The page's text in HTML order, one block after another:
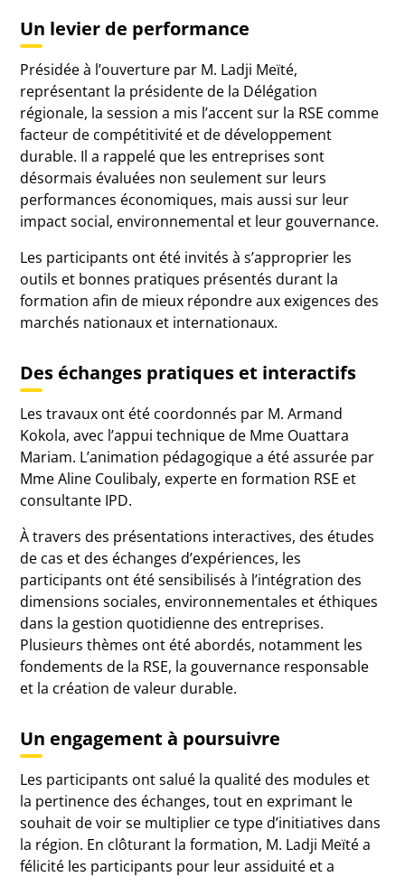
Un levier de performance
Présidée à l’ouverture par M. Ladji Meïté,
représentant la présidente de la Délégation
régionale, la session a mis l’accent sur la RSE comme
facteur de compétitivité et de développement
durable. Il a rappelé que les entreprises sont
désormais évaluées non seulement sur leurs
performances économiques, mais aussi sur leur
impact social, environnemental et leur gouvernance.
Les participants ont été invités à s’approprier les
outils et bonnes pratiques présentés durant la
formation afin de mieux répondre aux exigences des
marchés nationaux et internationaux.
Des échanges pratiques et interactifs
Les travaux ont été coordonnés par M. Armand
Kokola, avec l’appui technique de Mme Ouattara
Mariam. L’animation pédagogique a été assurée par
Mme Aline Coulibaly, experte en formation RSE et
consultante IPD.
À travers des présentations interactives, des études
de cas et des échanges d’expériences, les
participants ont été sensibilisés à l’intégration des
dimensions sociales, environnementales et éthiques
dans la gestion quotidienne des entreprises.
Plusieurs thèmes ont été abordés, notamment les
fondements de la RSE, la gouvernance responsable
et la création de valeur durable.
Un engagement à poursuivre
Les participants ont salué la qualité des modules et
la pertinence des échanges, tout en exprimant le
souhait de voir se multiplier ce type d’initiatives dans
la région. En clôturant la formation, M. Ladji Meïté a
félicité les participants pour leur assiduité et a